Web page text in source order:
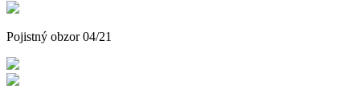
Pojistný obzor 04/21